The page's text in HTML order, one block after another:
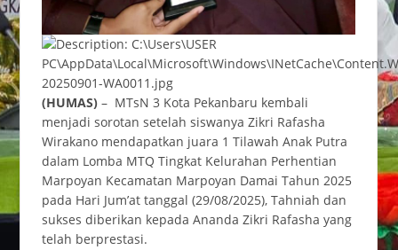
(HUMAS)– MTsN 3 Kota Pekanbaru kembali
menjadi sorotan setelah siswanya Zikri Rafasha
Wirakano mendapatkan juara 1 Tilawah Anak Putra
dalam Lomba MTQ Tingkat Kelurahan Perhentian
Marpoyan Kecamatan Marpoyan Damai Tahun 2025
pada Hari Jum’at tanggal (29/08/2025), Tahniah dan
sukses diberikan kepada Ananda Zikri Rafasha yang
telah berprestasi.